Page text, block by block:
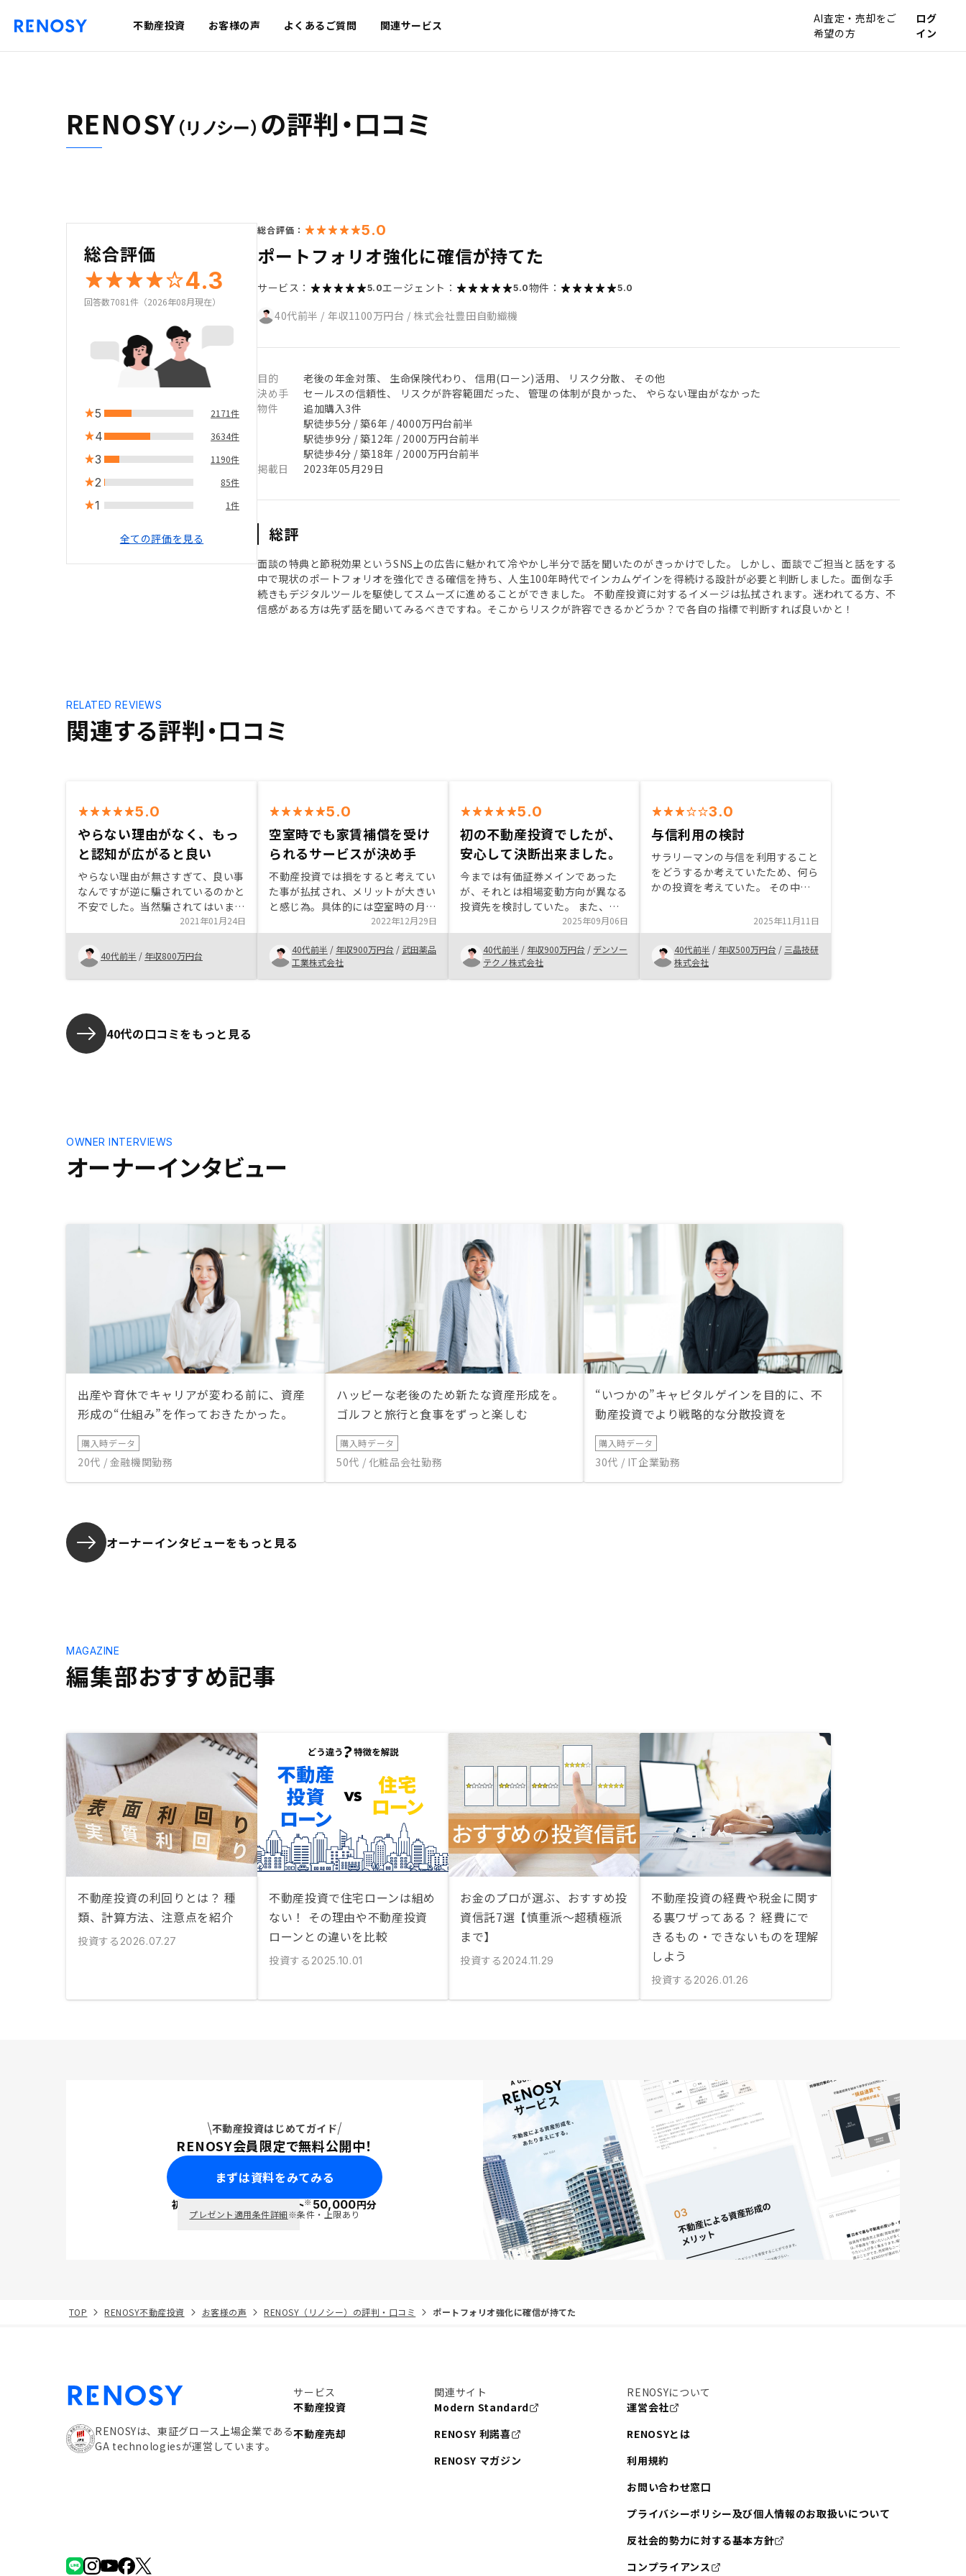
不動産投資 お客様の声 よくあるご質問 関連サービス
AI査定・売却をご
希望の方
ログ
イン
RENOSY（リノシー） の評判・口コミ
総合評価
4.3
回答数7081件（2026年08月現在）
5 2171件
4 3634件
3 1190件
2 85件
1 1件
全ての評価を見る
総合評価： 5.0
ポートフォリオ強化に確信が持てた
サービス： 5.0エージェント： 5.0物件： 5.0
40代前半 / 年収1100万円台 / 株式会社豊田自動織機
目的
老後の年金対策、 生命保険代わり、 信用(ローン)活用、 リスク分散、 その他
決め手
セールスの信頼性、 リスクが許容範囲だった、 管理の体制が良かった、 やらない理由がなかった
物件
追加購入3件
駅徒歩5分 / 築6年 / 4000万円台前半
駅徒歩9分 / 築12年 / 2000万円台前半
駅徒歩4分 / 築18年 / 2000万円台前半
掲載日
2023年05月29日
総評
面談の特典と節税効果というSNS上の広告に魅かれて冷やかし半分で話を聞いたのがきっかけでした。 しかし、面談でご担当と話をする
中で現状のポートフォリオを強化できる確信を持ち、人生100年時代でインカムゲインを得続ける設計が必要と判断しました。面倒な手
続きもデジタルツールを駆使してスムーズに進めることができました。 不動産投資に対するイメージは払拭されます。迷われてる方、不
信感がある方は先ず話を聞いてみるべきですね。そこからリスクが許容できるかどうか？で各自の指標で判断すれば良いかと！
関連する評判・口コミ
RELATED REVIEWS
5.0
やらない理由がなく、もっ
と認知が広がると良い
やらない理由が無さすぎて、良い事
なんですが逆に騙されているのかと
不安でした。当然騙されてはいませ
ん。特に無し。認知が上がれば良い
2021年01月24日
40代前半 / 年収800万円台
5.0
空室時でも家賃補償を受け
られるサービスが決め手
不動産投資では損をすると考えてい
た事が払拭され、メリットが大きい
と感じ為。具体的には空室時の月は
ローン返済が負担となり、その負担
月が読めない点、入居者が入れ替わ
る度に多額の費用が発生し、不動産
投資は保有しているだけ赤字にな
り、儲けるには良い物件を良いタイ
2022年12月29日
40代前半 / 年収900万円台 / 武田薬品
工業株式会社
5.0
初の不動産投資でしたが、
安心して決断出来ました。
今までは有価証券メインであった
が、それとは相場変動方向が異なる
投資先を検討していた。 また、サ
ラリーマンである事の信用力を有効
活用出来ていないと考え、不動産投
資に興味を持った。 当初は他社と
も面談を実施しており、新築、築浅
物件メインの紹介を受けていた。リ
臨む事が出来た。この辺りの経験か
ら担当者への信頼、不動産投資に対
する不安の解消を以て、リノシーで
の不動産投資を決断出来た。担当事
にミーティングアプリが異なった
事。Zoomに慣れていたので、急な
GooglMeet招集時は少しバタつき
ました。担当違いがあっても一貫性
があると更に良いです。
2025年09月06日
40代前半 / 年収900万円台 / デンソー
テクノ株式会社
3.0
与信利用の検討
サラリーマンの与信を利用すること
をどうするか考えていたため、何ら
かの投資を考えていた。 その中で
と判断した。 サブリースではない
など他社との違いがあるので、それ
らを営業から聞いて興味があれば投
資するのが良いのではないか。
2025年11月11日
40代前半 / 年収500万円台 / 三晶技研
株式会社
40代の口コミをもっと見る
オーナーインタビュー
OWNER INTERVIEWS
出産や育休でキャリアが変わる前に、資産
形成の“仕組み”を作っておきたかった。
購入時データ
20代 / 金融機関勤務
ハッピーな老後のため新たな資産形成を。
ゴルフと旅行と食事をずっと楽しむ
購入時データ
50代 / 化粧品会社勤務
“いつかの”キャピタルゲインを目的に、不
動産投資でより戦略的な分散投資を
購入時データ
30代 / IT企業勤務
オーナーインタビューをもっと見る
編集部おすすめ記事
MAGAZINE
不動産投資の利回りとは？ 種
類、計算方法、注意点を紹介
投資する 2026.07.27
不動産投資で住宅ローンは組め
ない！ その理由や不動産投資
ローンとの違いを比較
投資する 2025.10.01
お金のプロが選ぶ、おすすめ投
資信託7選【慎重派〜超積極派
まで】
投資する 2024.11.29
不動産投資の経費や税金に関す
る裏ワザってある？ 経費にで
きるもの・できないものを理解
しよう
投資する 2026.01.26
不動産投資はじめてガイド
RENOSY会員限定で無料公開中！
まずは資料をみてみる
初回面談で ポイント※50,000円分
プレゼント適用条件詳細※条件・上限あり
TOP RENOSY不動産投資 お客様の声 RENOSY（リノシー）の評判・口コミ ポートフォリオ強化に確信が持てた
RENOSYは、東証グロース上場企業である
GA technologiesが運営しています。
サービス
不動産投資
不動産売却
関連サイト
Modern Standard
RENOSY 利諾喜
RENOSY マガジン
RENOSYについて
運営会社
RENOSYとは
利用規約
お問い合わせ窓口
プライバシーポリシー及び個人情報のお取扱いについて
反社会的勢力に対する基本方針
コンプライアンス